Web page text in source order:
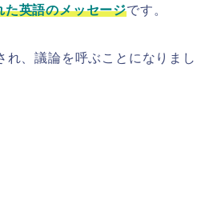
た英語のメッセージです。
、議論を呼ぶことになりまし